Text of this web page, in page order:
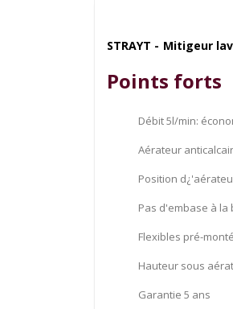
STRAYT - Mitigeur
Points forts
Débit 5l/min:
Aérateur
Position
Pas d'embase à
Flexibles pré-
Hauteur sous
Garantie 5 ans